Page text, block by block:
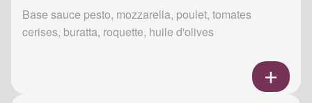
Base sauce pesto, mozzarella, poulet, tomates
cerises, buratta, roquette, huile d'olives